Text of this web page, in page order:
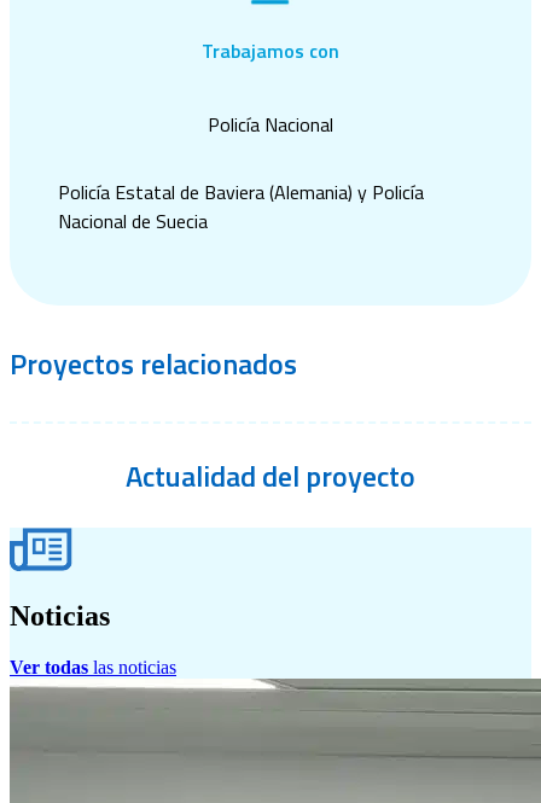
Trabajamos con
Policía Nacional
Policía Estatal de Baviera (Alemania) y Policía
Nacional de Suecia
Proyectos relacionados
Actualidaddel proyecto
Noticias
Ver todas las noticias